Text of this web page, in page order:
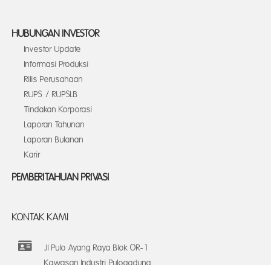
HUBUNGAN INVESTOR
Investor Update
Informasi Produksi
Rilis Perusahaan
RUPS / RUPSLB
Tindakan Korporasi
Laporan Tahunan
Laporan Bulanan
Karir
PEMBERITAHUAN PRIVASI
KONTAK KAMI
Jl Pulo Ayang Raya Blok OR-1
Kawasan Industri Pulogadung